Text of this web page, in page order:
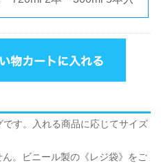
です。入れる商品に応じてサイズ
。ビニール製の《レジ袋》をご